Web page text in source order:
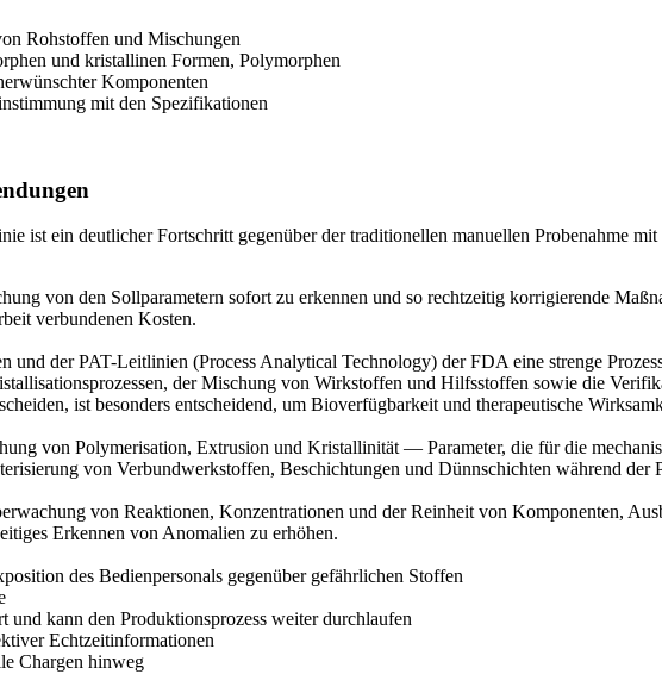
Rohstoffen und Mischungen
und kristallinen Formen, Polymorphen
Komponenten
mit den Spezifikationen
ist ein deutlicher Fortschritt gegenüber der traditionellen manuellen Probenahme mit
von den Sollparametern sofort zu erkennen und so rechtzeitig korrigierende
verbundenen Kosten.
und der PAT-Leitlinien (Process Analytical Technology) der FDA eine strenge
der Mischung von Wirkstoffen und Hilfsstoffen sowie die
ist besonders entscheidend, um Bioverfügbarkeit und therapeutische
von Polymerisation, Extrusion und Kristallinität — Parameter, die für die
von Verbundwerkstoffen, Beschichtungen und Dünnschichten während der
von Reaktionen, Konzentrationen und der Reinheit von Komponenten,
Erkennen von Anomalien zu erhöhen.
des Bedienpersonals gegenüber gefährlichen Stoffen
und kann den Produktionsprozess weiter durchlaufen
Echtzeitinformationen
Chargen hinweg